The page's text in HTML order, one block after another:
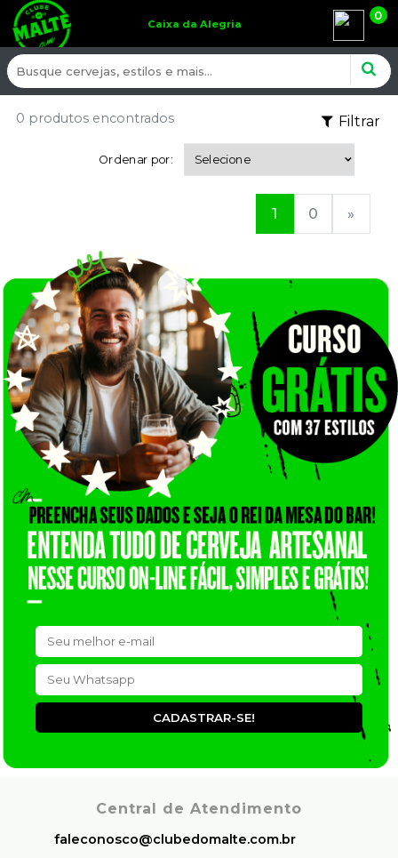
Caixa da Alegria
0
Filtrar
0 produtos encontrados
Ordenar por:
1 0 »
CADASTRAR-SE!
Central de Atendimento
faleconosco@clubedomalte.com.br